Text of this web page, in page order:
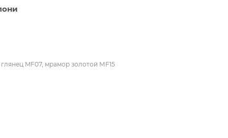
MF07, мрамор золотой МF15